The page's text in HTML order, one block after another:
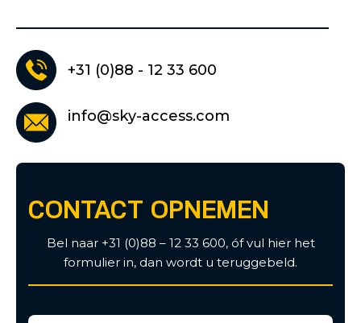
+31 (0)88 - 12 33 600
info@sky-access.com
CONTACT OPNEMEN
Bel naar +31 (0)88 – 12 33 600, óf vul hier het
formulier in, dan wordt u teruggebeld.